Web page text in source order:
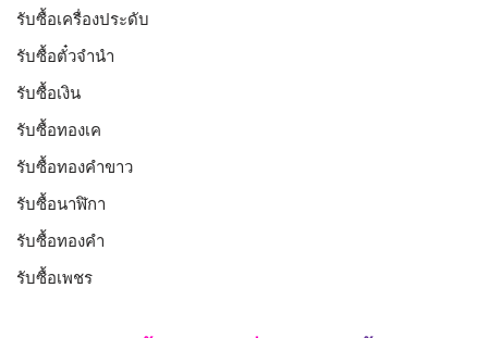
รับซื้อเครื่องประดับ
รับซื้อตั๋วจำนำ
รับซื้อเงิน
รับซื้อทองเค
รับซื้อทองคำขาว
รับซื้อนาฬิกา
รับซื้อทองคำ
รับซื้อเพชร